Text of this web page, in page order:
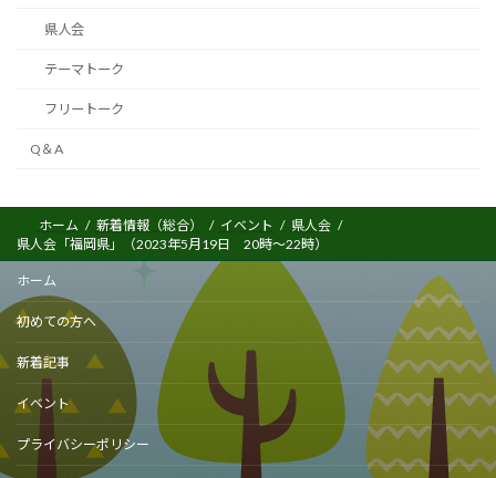
県人会
テーマトーク
フリートーク
Q＆A
ホーム 新着情報（総合） イベント
県人会
県人会「福岡県」（2023年5月19日 20時～22時）
ホーム
初めての方へ
新着記事
イベント
プライバシーポリシー